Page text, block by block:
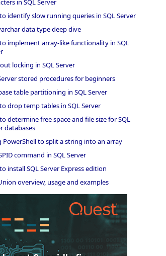
in SQL Server
identify slow running queries in SQL Server
data type deep dive
implement array-like functionality in SQL
locking in SQL Server
stored procedures for beginners
table partitioning in SQL Server
drop temp tables in SQL Server
determine free space and file size for SQL
databases
PowerShell to split a string into an array
command in SQL Server
install SQL Server Express edition
overview, usage and examples